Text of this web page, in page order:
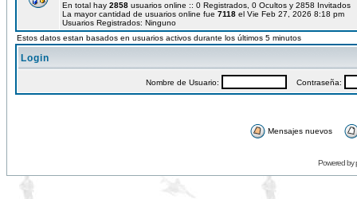
En total hay 2858 usuarios online :: 0 Registrados, 0 Ocultos y 2858
La mayor cantidad de usuarios online fue 7118 el Vie Feb 27, 2026 8:18 pm
Usuarios Registrados: Ninguno
Estos datos estan basados en usuarios activos durante los últimos 5 minutos
Login
Nombre de Usuario: Contraseña:
Mensajes nuevos
Powered by